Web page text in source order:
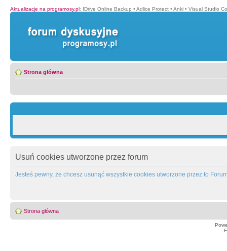
Aktualizacje na programosy.pl: IDrive Online Backup • Adlice Protect • Anki • Visual Studio
Strona główna
Usuń cookies utworzone przez forum
Jesteś pewny, że chcesz usunąć wszystkie cookies utworzone przez to
Strona główna